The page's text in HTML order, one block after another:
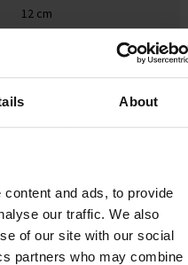
About
and ads, to provide
our traffic. We also
of our site with our social
partners who may combine
12 cm